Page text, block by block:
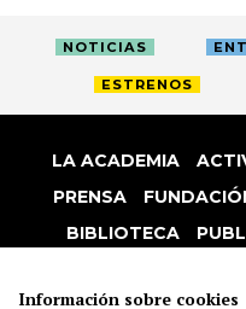
NOTICIAS
ESTRENOS
LA ACADEMIA
PRENSA
BIBLIOTECA
Información sobre cookies